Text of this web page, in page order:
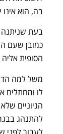
בה, הוא אינו
בעת שניתנה
כמובן שעם
הסופית
משל למה
לו ומחתלים
הגיוניים
להתנהג
לעבור לפני